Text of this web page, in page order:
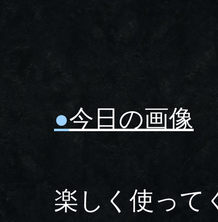
●今日の画像
楽しく使って